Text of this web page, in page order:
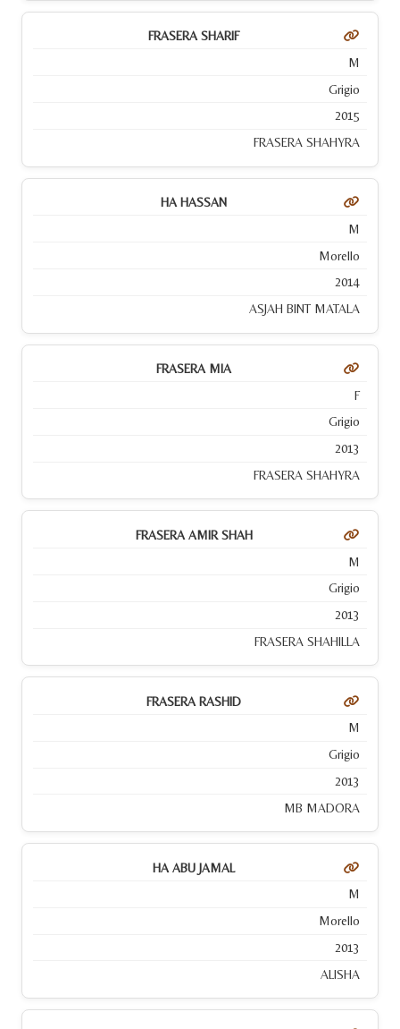
FRASERA SHARIF
M
Grigio
2015
FRASERA SHAHYRA
HA HASSAN
M
Morello
2014
ASJAH BINT MATALA
FRASERA MIA
F
Grigio
2013
FRASERA SHAHYRA
FRASERA AMIR SHAH
M
Grigio
2013
FRASERA SHAHILLA
FRASERA RASHID
M
Grigio
2013
MB MADORA
HA ABU JAMAL
M
Morello
2013
ALISHA